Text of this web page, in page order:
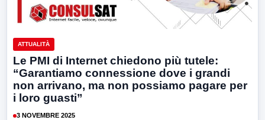
ATTUALITÀ
Le PMI di Internet chiedono più tutele:
“Garantiamo connessione dove i grandi
non arrivano, ma non possiamo pagare per
i loro guasti”
3 NOVEMBRE 2025